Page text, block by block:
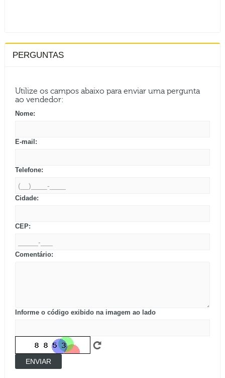
PERGUNTAS
Utilize os campos abaixo para enviar uma pergunta
ao vendedor:
Nome:
E-mail:
Telefone:
Cidade:
CEP:
Comentário:
Informe o código exibido na imagem ao lado
ENVIAR